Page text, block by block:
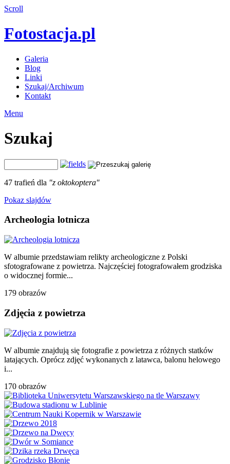
Scroll
Fotostacja.pl
Galeria
Blog
Linki
Szukaj/Archiwum
Kontakt
Menu
Szukaj
47 trafień dla "z oktokoptera"
Pokaz slajdów
Archeologia lotnicza
W albumie przedstawiam relikty archeologiczne z Polski
sfotografowane z powietrza. Najczęściej fotografowałem grodziska
o widocznej formie...
179 obrazów
Zdjęcia z powietrza
W albumie znajdują się fotografie z powietrza z różnych statków
latających. Oprócz zdjęć wykonanych z latawca, balonu helowego
i...
170 obrazów